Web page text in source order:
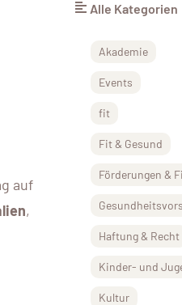
auf
,
Alle Kategorien
Akademie
Events
fit
Fit & Gesund
Förderungen &
Haftung & Recht
Kinder- und
Kultur